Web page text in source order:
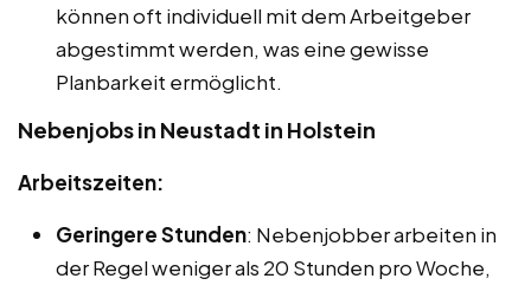
können oft individuell mit dem Arbeitgeber
abgestimmt werden, was eine gewisse
Planbarkeit ermöglicht.
Nebenjobs in Neustadt in Holstein
Arbeitszeiten:
Geringere Stunden: Nebenjobber arbeiten in
der Regel weniger als 20 Stunden pro Woche,